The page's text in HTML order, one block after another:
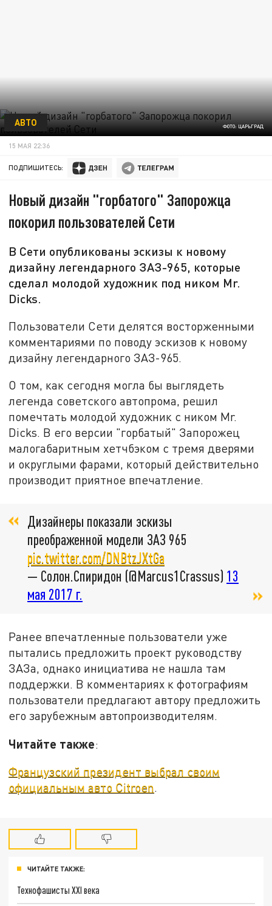
ФОТО: ЦАРЬГРАД
АВТО
15 МАЯ 22:36
ПОДПИШИТЕСЬ:
Новый дизайн "горбатого" Запорожца
покорил пользователей Сети
В Сети опубликованы эскизы к новому
дизайну легендарного ЗАЗ-965, которые
сделал молодой художник под ником Mr.
Dicks.
Пользователи Сети делятся восторженными
комментариями по поводу эскизов к новому
дизайну легендарного ЗАЗ-965.
О том, как сегодня могла бы выглядеть
легенда советского автопрома, решил
помечтать молодой художник с ником Mr.
Dicks. В его версии "горбатый" Запорожец
малогабаритным хетчбэком с тремя дверями
и округлыми фарами, который действительно
производит приятное впечатление.
Дизайнеры показали эскизы
преображенной модели ЗАЗ 965
pic.twitter.com/DNBtzJXtGa
— Солон.Спиридон (@Marcus1Crassus) 13
мая 2017 г.
Ранее впечатленные пользователи уже
пытались предложить проект руководству
ЗАЗа, однако инициатива не нашла там
поддержки. В комментариях к фотографиям
пользователи предлагают автору предложить
его зарубежным автопроизводителям.
Читайте также:
Французский президент выбрал своим
официальным авто Citroen.
ЧИТАЙТЕ ТАКЖЕ:
Технофашисты XXI века